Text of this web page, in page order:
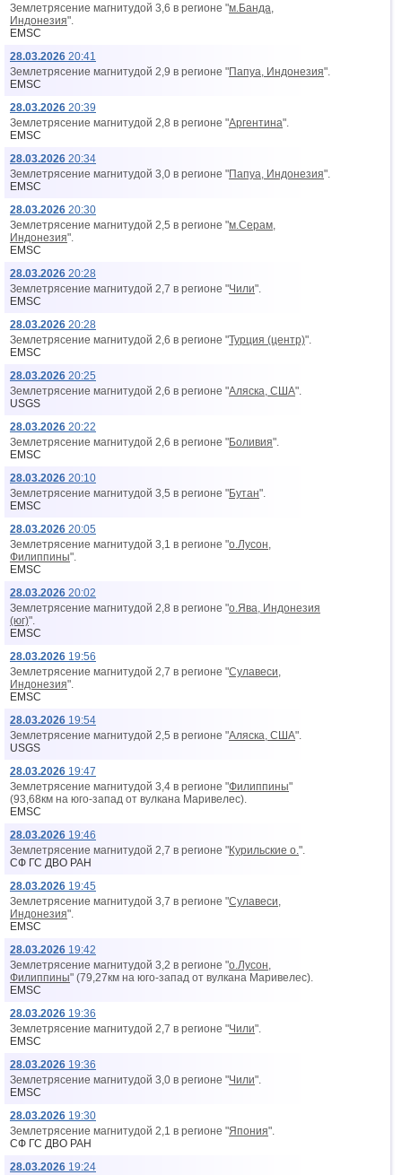
Землетрясение магнитудой 3,6 в регионе "м.Банда,
Индонезия".
EMSC
28.03.2026 20:41
Землетрясение магнитудой 2,9 в регионе "Папуа, Индонезия".
EMSC
28.03.2026 20:39
Землетрясение магнитудой 2,8 в регионе "Аргентина".
EMSC
28.03.2026 20:34
Землетрясение магнитудой 3,0 в регионе "Папуа, Индонезия".
EMSC
28.03.2026 20:30
Землетрясение магнитудой 2,5 в регионе "м.Серам,
Индонезия".
EMSC
28.03.2026 20:28
Землетрясение магнитудой 2,7 в регионе "Чили".
EMSC
28.03.2026 20:28
Землетрясение магнитудой 2,6 в регионе "Турция (центр)".
EMSC
28.03.2026 20:25
Землетрясение магнитудой 2,6 в регионе "Аляска, США".
USGS
28.03.2026 20:22
Землетрясение магнитудой 2,6 в регионе "Боливия".
EMSC
28.03.2026 20:10
Землетрясение магнитудой 3,5 в регионе "Бутан".
EMSC
28.03.2026 20:05
Землетрясение магнитудой 3,1 в регионе "о.Лусон,
Филиппины".
EMSC
28.03.2026 20:02
Землетрясение магнитудой 2,8 в регионе "о.Ява, Индонезия
(юг)".
EMSC
28.03.2026 19:56
Землетрясение магнитудой 2,7 в регионе "Сулавеси,
Индонезия".
EMSC
28.03.2026 19:54
Землетрясение магнитудой 2,5 в регионе "Аляска, США".
USGS
28.03.2026 19:47
Землетрясение магнитудой 3,4 в регионе "Филиппины"
(93,68км на юго-запад от вyлкана Маривелес).
EMSC
28.03.2026 19:46
Землетрясение магнитудой 2,7 в регионе "Курильские о.".
СФ ГС ДВО РАН
28.03.2026 19:45
Землетрясение магнитудой 3,7 в регионе "Сулавеси,
Индонезия".
EMSC
28.03.2026 19:42
Землетрясение магнитудой 3,2 в регионе "о.Лусон,
Филиппины" (79,27км на юго-запад от вyлкана Маривелес).
EMSC
28.03.2026 19:36
Землетрясение магнитудой 2,7 в регионе "Чили".
EMSC
28.03.2026 19:36
Землетрясение магнитудой 3,0 в регионе "Чили".
EMSC
28.03.2026 19:30
Землетрясение магнитудой 2,1 в регионе "Япония".
СФ ГС ДВО РАН
28.03.2026 19:24